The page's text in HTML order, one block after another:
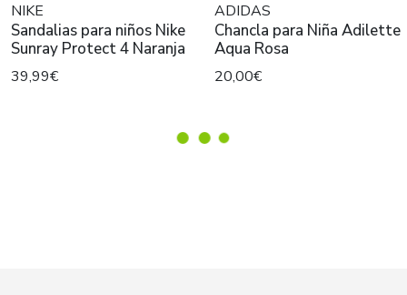
NIKE
Sandalias para niños Nike
Sunray Protect 4 Naranja
39,99€
ADIDAS
Chancla para Niña Adilette
Aqua Rosa
20,00€